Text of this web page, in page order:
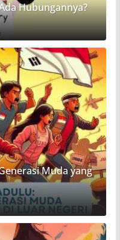
Hubungannya?
Muda yang